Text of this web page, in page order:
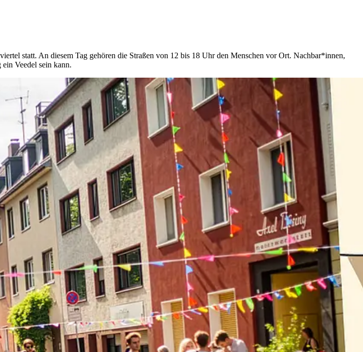
statt. An diesem Tag gehören die Straßen von 12 bis 18 Uhr den Menschen vor Ort. Nachbar*innen,
Veedel sein kann.